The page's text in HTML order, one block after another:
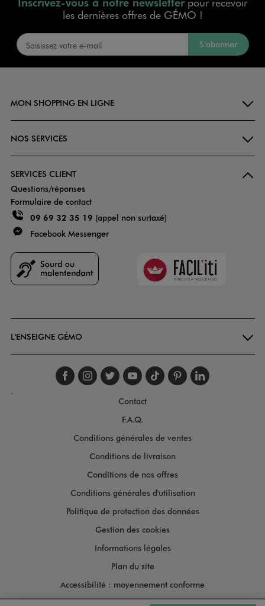
les dernières offres de GÉMO !
S’abonner
MON SHOPPING EN LIGNE
NOS SERVICES
SERVICES CLIENT
Questions/réponses
Formulaire de contact
09 69 32 35 19 (appel non surtaxé)
Facebook Messenger
Faciliti
L'ENSEIGNE GÉMO
Suivez-nous sur
Suivez-nous sur
Suivez-nous sur
Suivez-nous
Suivez-nous
Suivez-
.
Contact
F.A.Q.
Conditions générales de ventes
Conditions de livraison
Conditions de nos offres
Conditions générales d'utilisation
Politique de protection des données
Gestion des cookies
Informations légales
Plan du site
Accessibilité : moyennement conforme